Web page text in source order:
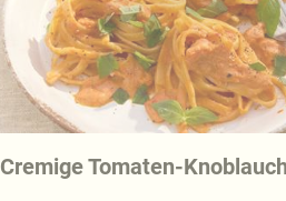
Cremige Tomaten-